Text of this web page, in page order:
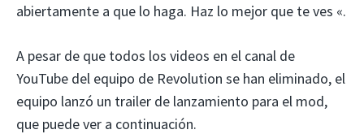
abiertamente a que lo haga. Haz lo mejor que te ves «.
A pesar de que todos los videos en el canal de
YouTube del equipo de Revolution se han eliminado, el
equipo lanzó un trailer de lanzamiento para el mod,
que puede ver a continuación.